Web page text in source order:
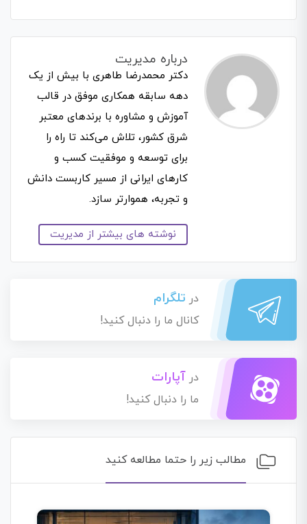
درباره مدیریت
دکتر محمدرضا طاهری با بیش از یک
دهه سابقه همکاری موفق در قالب
آموزش و مشاوره با برندهای معتبر
شرق کشور، تلاش می‌کند تا راه را
برای توسعه و موفقیت کسب و
کارهای ایرانی از مسیر کاربست دانش
و تجربه، هموارتر سازد.
نوشته های بیشتر از مدیریت
در تلگرام
کانال ما را دنبال کنید!
در آپارات
ما را دنبال کنید!
مطالب زیر را حتما مطالعه کنید